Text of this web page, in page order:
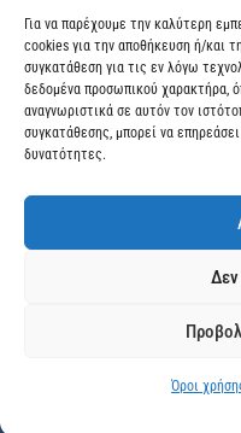
Για να παρέχουμε την καλύτερη
cookies για την αποθήκευση ή/και
συγκατάθεση για τις εν λόγω
δεδομένα προσωπικού χαρακτήρα,
αναγνωριστικά σε αυτόν τον
συγκατάθεσης, μπορεί να
δυνατότητες.
Δεν
Όροι
Check out
Διεύθυνση
Μεγάλης Χώρας 89,
info@dimitrelis-
© 2025 dimitrelis-